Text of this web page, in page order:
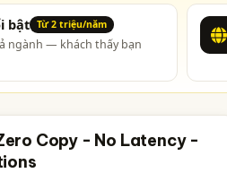
bật Từ 2 triệu/năm
ngành — khách thấy bạn
Copy - No Latency -